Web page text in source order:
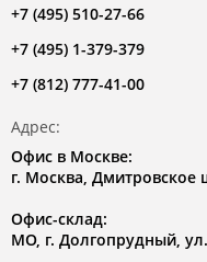
+7 (495) 510-27-66
+7 (495) 1-379-379
+7 (812) 777-41-00
Адрес:
Офис в Москве:
г. Москва, Дмитровское
Офис-склад:
МО, г. Долгопрудный,